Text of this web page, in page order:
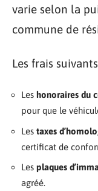
varie selon la
commune de
Les frais
Les honoraires du
pour que le
Les taxes
certificat de
Les plaques
agréé.